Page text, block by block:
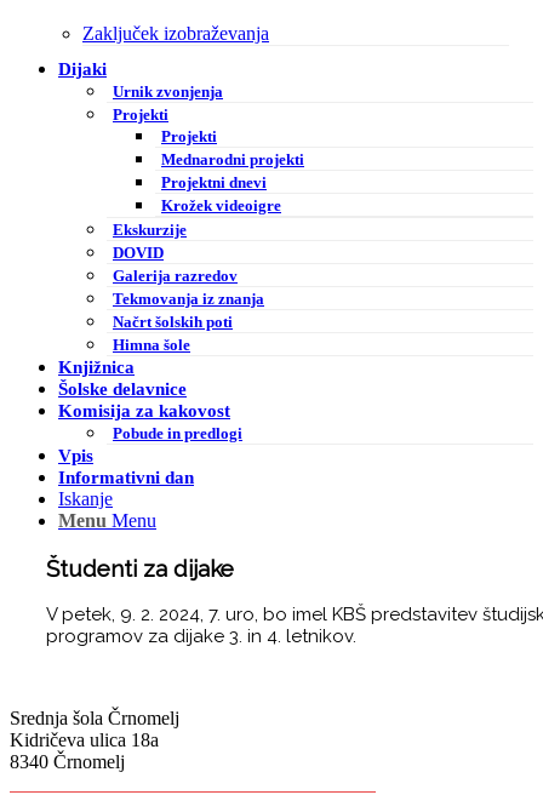
Zaključek izobraževanja
Dijaki
Urnik zvonjenja
Projekti
Projekti
Mednarodni projekti
Projektni dnevi
Krožek videoigre
Ekskurzije
DOVID
Galerija razredov
Tekmovanja iz znanja
Načrt šolskih poti
Himna šole
Knjižnica
Šolske delavnice
Komisija za kakovost
Pobude in predlogi
Vpis
Informativni dan
Iskanje
Menu Menu
Študenti za dijake
V petek, 9. 2. 2024, 7. uro, bo imel KBŠ predstavitev
programov za dijake 3. in 4. letnikov.
Srednja šola Črnomelj
Kidričeva ulica 18a
8340 Črnomelj